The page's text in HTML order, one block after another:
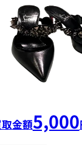
金額5,000